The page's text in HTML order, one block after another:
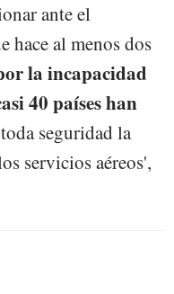
ante el
hace al menos dos
la incapacidad
40 países han
seguridad la
servicios aéreos',